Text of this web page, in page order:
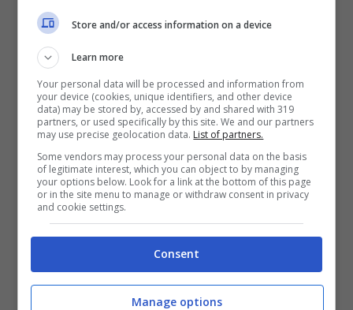
Credits: Facebook Gabi
Store and/or access information on a device
Learn more
Your personal data will be processed and information from
your device (cookies, unique identifiers, and other device
data) may be stored by, accessed by and shared with 319
partners, or used specifically by this site. We and our partners
may use precise geolocation data. List of partners.
Some vendors may process your personal data on the basis
of legitimate interest, which you can object to by managing
your options below. Look for a link at the bottom of this page
or in the site menu to manage or withdraw consent in privacy
and cookie settings.
Consent
Manage options